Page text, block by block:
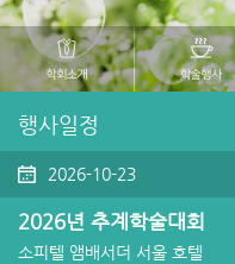
행사일정
식품알레르기 아토피 피
2026-11-21
양재 aT센터
2026년 추계학술대회
2026-10-23
소피텔 앰배서더 서울 호텔